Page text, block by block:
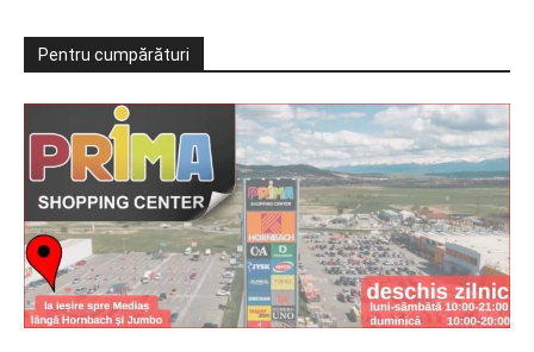
Pentru cumpărături